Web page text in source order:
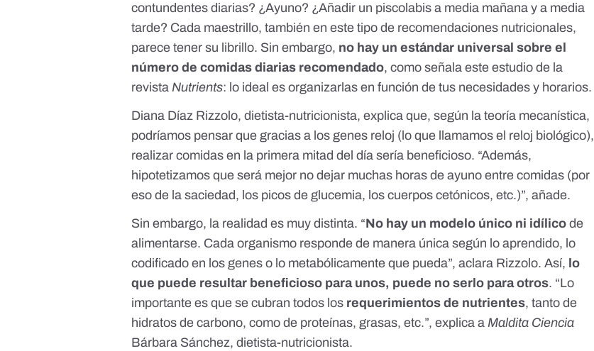
contundentes diarias? ¿Ayuno? ¿Añadir un piscolabis a media mañana y a media
tarde? Cada maestrillo, también en este tipo de recomendaciones nutricionales,
parece tener su librillo. Sin embargo, no hay un estándar universal sobre el
número de comidas diarias recomendado, como señala este estudio de la
revistaNutrients: lo ideal es organizarlas en función de tus necesidades y horarios.
Diana Díaz Rizzolo, dietista-nutricionista, explica que, según la teoría mecanística,
podríamos pensar que gracias a los genes reloj (lo que llamamos el reloj biológico),
realizar comidas en la primera mitad del día sería beneficioso. “Además,
hipotetizamos que será mejor no dejar muchas horas de ayuno entre comidas (por
eso de la saciedad, los picos de glucemia, los cuerpos cetónicos, etc.)”, añade.
Sin embargo, la realidad es muy distinta. “No hay un modelo único ni idílicode
alimentarse. Cada organismo responde de manera única según lo aprendido, lo
codificado en los genes o lo metabólicamente que pueda”, aclara Rizzolo. Así, lo
que puede resultar beneficioso para unos, puede no serlo para otros. “Lo
importante es que se cubran todos los requerimientos de nutrientes, tanto de
hidratos de carbono, como de proteínas, grasas, etc.”, explica aMaldita Ciencia
Bárbara Sánchez, dietista-nutricionista.